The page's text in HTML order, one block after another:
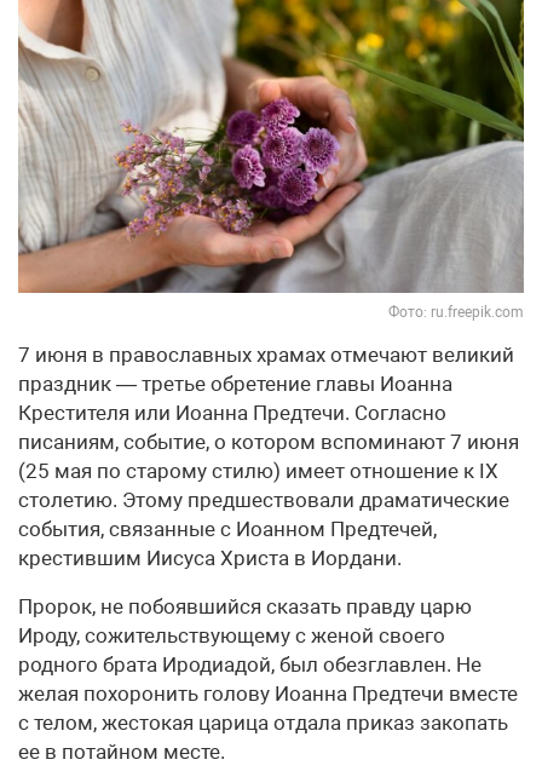
Фото: ru.freepik.com
7 июня в православных храмах отмечают великий
праздник — третье обретение главы Иоанна
Крестителя или Иоанна Предтечи. Согласно
писаниям, событие, о котором вспоминают 7 июня
(25 мая по старому стилю) имеет отношение к IX
столетию. Этому предшествовали драматические
события, связанные с Иоанном Предтечей,
крестившим Иисуса Христа в Иордани.
Пророк, не побоявшийся сказать правду царю
Ироду, сожительствующему с женой своего
родного брата Иродиадой, был обезглавлен. Не
желая похоронить голову Иоанна Предтечи вместе
с телом, жестокая царица отдала приказ закопать
ее в потайном месте.